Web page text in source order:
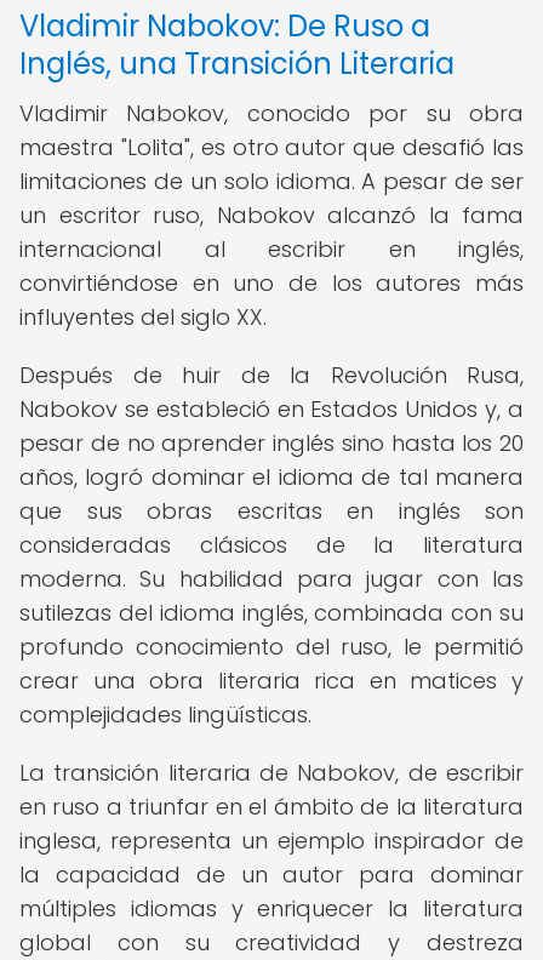
Vladimir Nabokov: De Ruso a
Inglés, una Transición Literaria
Vladimir Nabokov, conocido por su obra
maestra "Lolita", es otro autor que desafió las
limitaciones de un solo idioma. A pesar de ser
un escritor ruso, Nabokov alcanzó la fama
internacional al escribir en inglés,
convirtiéndose en uno de los autores más
influyentes del siglo XX.
Después de huir de la Revolución Rusa,
Nabokov se estableció en Estados Unidos y, a
pesar de no aprender inglés sino hasta los 20
años, logró dominar el idioma de tal manera
que sus obras escritas en inglés son
consideradas clásicos de la literatura
moderna. Su habilidad para jugar con las
sutilezas del idioma inglés, combinada con su
profundo conocimiento del ruso, le permitió
crear una obra literaria rica en matices y
complejidades lingüísticas.
La transición literaria de Nabokov, de escribir
en ruso a triunfar en el ámbito de la literatura
inglesa, representa un ejemplo inspirador de
la capacidad de un autor para dominar
múltiples idiomas y enriquecer la literatura
global con su creatividad y destreza